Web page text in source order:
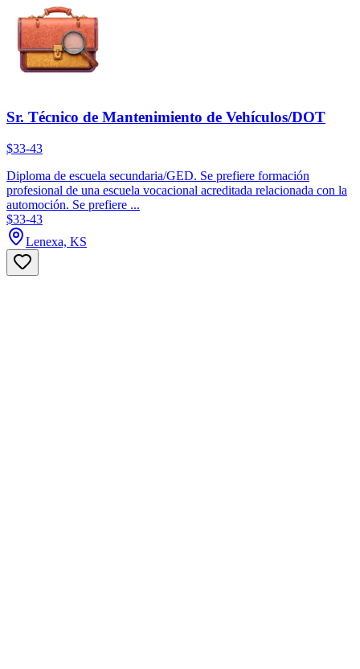
Sr. Técnico de Mantenimiento de Vehículos/DOT
$33-43
Diploma de escuela secundaria/GED. Se prefiere formación
profesional de una escuela vocacional acreditada relacionada con la
automoción. Se prefiere ...
$33-43
Lenexa, KS